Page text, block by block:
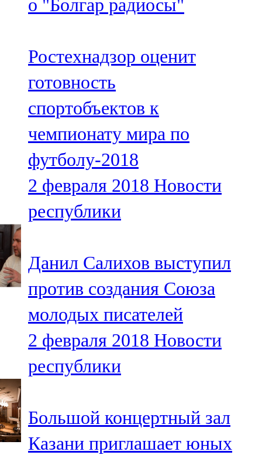
о "Болгар радиосы"
Ростехнадзор оценит
готовность
спортобъектов к
чемпионату мира по
футболу-2018
2 февраля 2018 Новости
республики
Данил Салихов выступил
против создания Союза
молодых писателей
2 февраля 2018 Новости
республики
Большой концертный зал
Казани приглашает юных